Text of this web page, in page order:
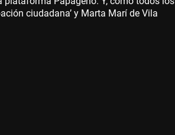
ciudadana’ y Marta Marí de Vila